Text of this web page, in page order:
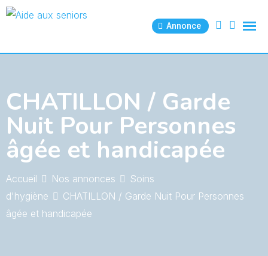
Skip
Annonce
CHATILLON / Garde
Nuit Pour Personnes
âgée et handicapée
Accueil Nos annonces
Soins
d'hygiène
CHATILLON / Garde Nuit Pour Personnes
âgée et handicapée